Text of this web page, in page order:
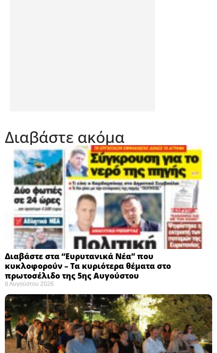
Διαβάστε ακόμα
Διαβάστε στα “Ευρυτανικά Νέα” που
κυκλοφορούν – Τα κυριότερα θέματα στο
πρωτοσέλιδο της 5ης Αυγούστου
8 Αυγούστου 2026